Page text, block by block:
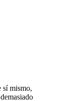
sí mismo,